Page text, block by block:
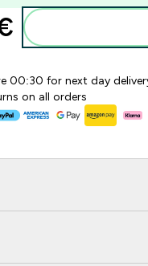
00:30 for next day
on all orders